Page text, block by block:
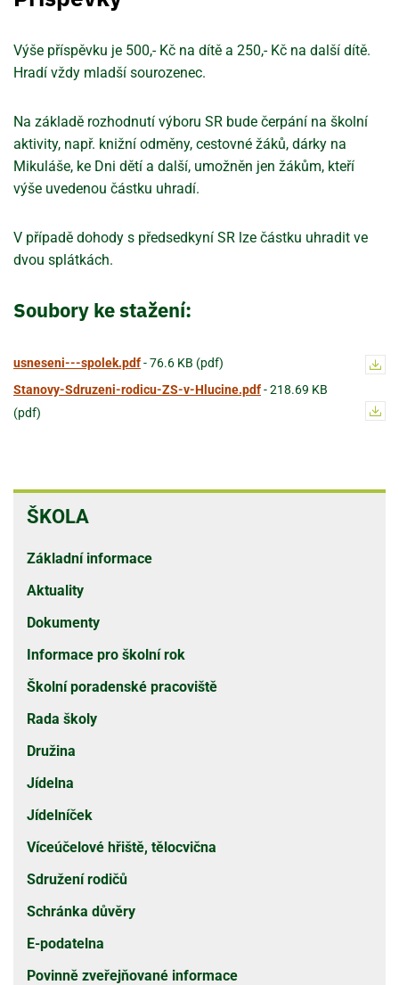
ŠKOLA
ŠKOLA
Základní informace
Aktuality
Dokumenty
Informace pro školní rok
Školní poradenské pracoviště
Rada školy
Družina
Jídelna
Jídelníček
Víceúčelové hřiště, tělocvična
Sdružení rodičů
Schránka důvěry
E-podatelna
Povinně zveřejňované informace
Výše příspěvku je 500,- Kč na dítě a 250,- Kč na další dítě.
Hradí vždy mladší sourozenec.
Na základě rozhodnutí výboru SR bude čerpání na školní
aktivity, např. knižní odměny, cestovné žáků, dárky na
Mikuláše, ke Dni dětí a další, umožněn jen žákům, kteří
výše uvedenou částku uhradí.
V případě dohody s předsedkyní SR lze částku uhradit ve
dvou splátkách.
Soubory ke stažení:
usneseni---spolek.pdf-76.6 KB (pdf)
Stanovy-Sdruzeni-rodicu-ZS-v-Hlucine.pdf-218.69 KB
(pdf)